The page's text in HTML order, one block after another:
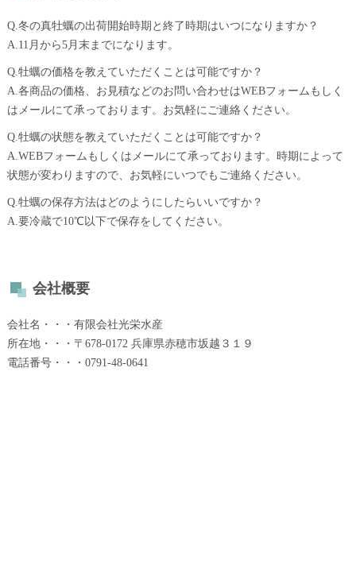
Q.冬の真牡蠣の出荷開始時期と終了時期はいつになりますか？
A.11月から5月末までになります。
Q.牡蠣の価格を教えていただくことは可能ですか？
A.各商品の価格、お見積などのお問い合わせはWEBフォームもしく
はメールにて承っております。お気軽にご連絡ください。
Q.牡蠣の状態を教えていただくことは可能ですか？
A.WEBフォームもしくはメールにて承っております。時期によって
状態が変わりますので、お気軽にいつでもご連絡ください。
Q.牡蠣の保存方法はどのようにしたらいいですか？
A.要冷蔵で10℃以下で保存をしてください。
会社概要
会社名・・・有限会社光栄水産
所在地・・・〒678-0172 兵庫県赤穂市坂越３１９
電話番号・・・0791-48-0641